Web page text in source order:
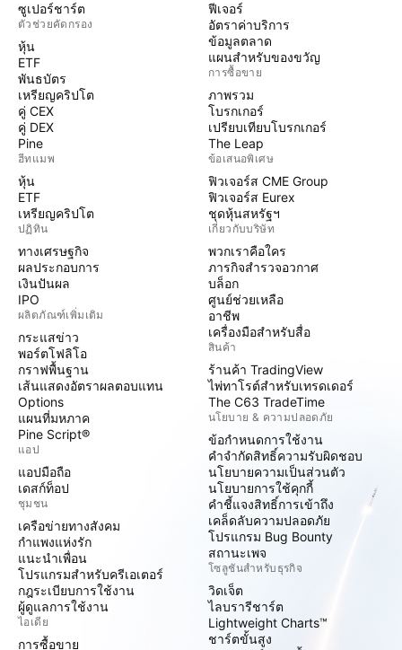
ซูเปอร์ชาร์ต
ตัวช่วยคัดกรอง
หุ้น
ETF
พันธบัตร
เหรียญคริปโต
คู่ CEX
คู่ DEX
Pine
ฮีทแมพ
หุ้น
ETF
เหรียญคริปโต
ปฏิทิน
ทางเศรษฐกิจ
ผลประกอบการ
เงินปันผล
IPO
ผลิตภัณฑ์เพิ่มเติม
กระแสข่าว
พอร์ตโฟลิโอ
กราฟพื้นฐาน
เส้นแสดงอัตราผลตอบแทน
Options
แผนที่มหภาค
Pine Script®
แอป
แอปมือถือ
เดสก์ท็อป
ชุมชน
เครือข่ายทางสังคม
กำแพงแห่งรัก
แนะนำเพื่อน
โปรแกรมสำหรับครีเอเตอร์
กฎระเบียบการใช้งาน
ผู้ดูแลการใช้งาน
ไอเดีย
การซื้อขาย
ฟีเจอร์
อัตราค่าบริการ
ข้อมูลตลาด
แผนสำหรับของขวัญ
การซื้อขาย
ภาพรวม
โบรกเกอร์
เปรียบเทียบโบรกเกอร์
The Leap
ข้อเสนอพิเศษ
ฟิวเจอร์ส CME Group
ฟิวเจอร์ส Eurex
ชุดหุ้นสหรัฐฯ
เกี่ยวกับบริษัท
พวกเราคือใคร
ภารกิจสำรวจอวกาศ
บล็อก
ศูนย์ช่วยเหลือ
อาชีพ
เครื่องมือสำหรับสื่อ
สินค้า
ร้านค้า TradingView
ไพ่ทาโรต์สำหรับเทรดเดอร์
The C63 TradeTime
นโยบาย & ความปลอดภัย
ข้อกำหนดการใช้งาน
คำจำกัดสิทธิ์ความรับผิดชอบ
นโยบายความเป็นส่วนตัว
นโยบายการใช้คุกกี้
คำชี้แจงสิทธิ์การเข้าถึง
เคล็ดลับความปลอดภัย
โปรแกรม Bug Bounty
สถานะเพจ
โซลูชันสำหรับธุรกิจ
วิดเจ็ต
ไลบรารีชาร์ต
Lightweight Charts™
ชาร์ตขั้นสูง